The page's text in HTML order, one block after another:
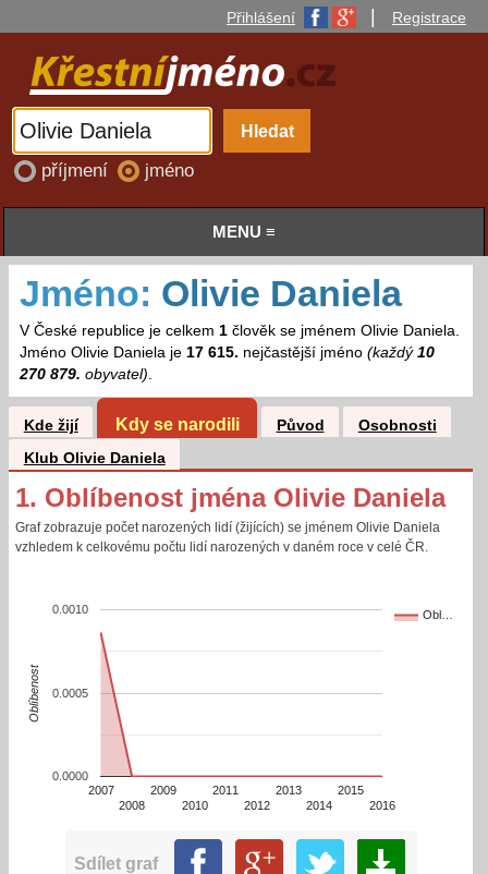
Přihlášení Registrace
příjmení jméno
MENU ≡
Jméno: Olivie Daniela
V České republice je celkem 1člověk se jménem Olivie Daniela.
Jméno Olivie Daniela je 17 615. nejčastější jméno (každý 10
270 879. obyvatel).
Kde žijí Kdy se narodili Původ
Osobnosti
Klub Olivie Daniela
1. Oblíbenost jména Olivie Daniela
Graf zobrazuje počet narozených lidí (žijících) se jménem Olivie Daniela
vzhledem k celkovému počtu lidí narozených v daném roce v celé ČR.
Obl…
2007
2008
2009
2010
2011
2012
2013
2014
2015
2016
0.0000
0.0005
0.0010
Oblíbenost
Sdílet graf